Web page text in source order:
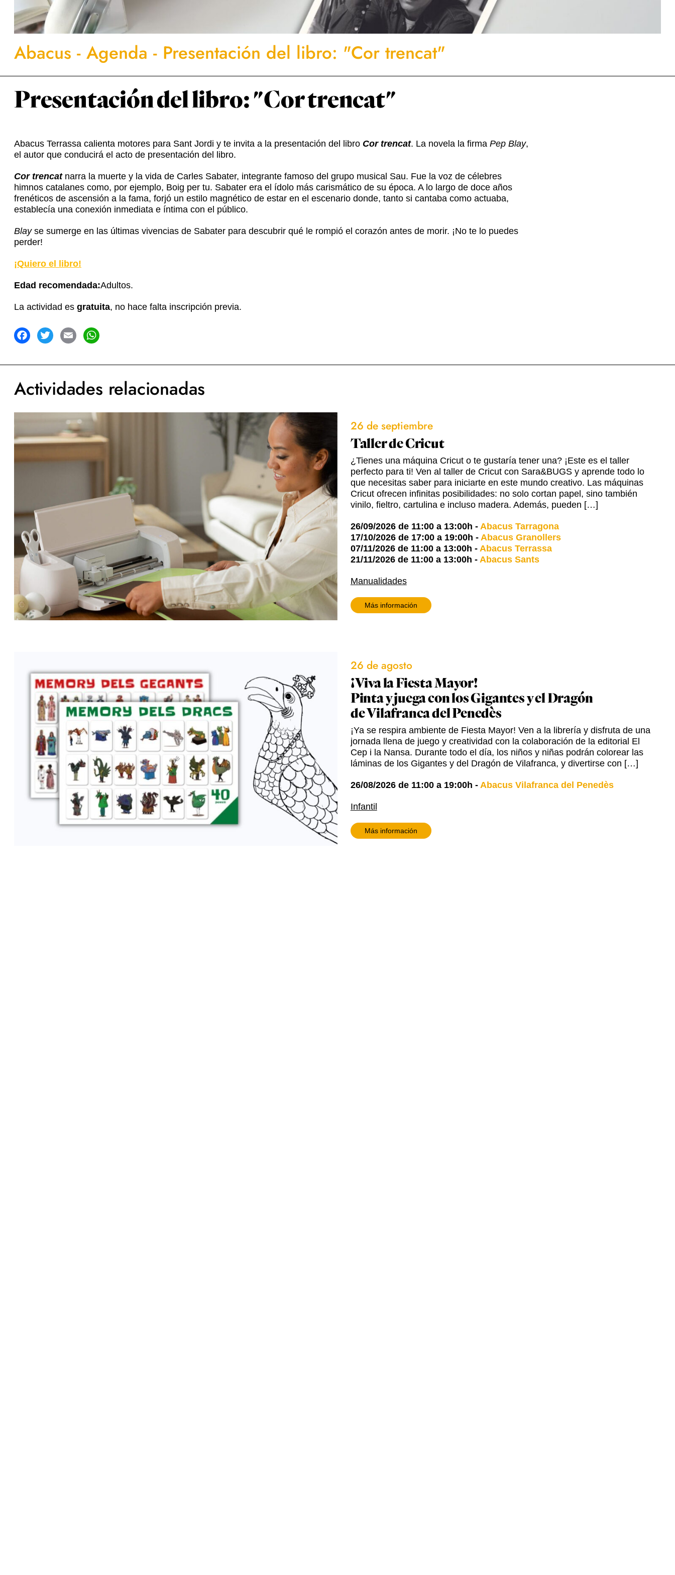
Abacus - Agenda - Presentación del libro: "Cor trencat"
Presentación del libro: "Cor trencat"
Abacus Terrassa calienta motores para Sant Jordi y te invita a la presentación del libro Cor trencat. La novela la firma Pep Blay,
el autor que conducirá el acto de presentación del libro.
Cor trencatnarra la muerte y la vida de Carles Sabater, integrante famoso del grupo musical Sau. Fue la voz de célebres
himnos catalanes como, por ejemplo, Boig per tu. Sabater era el ídolo más carismático de su época. A lo largo de doce años
frenéticos de ascensión a la fama, forjó un estilo magnético de estar en el escenario donde, tanto si cantaba como actuaba,
establecía una conexión inmediata e íntima con el público.
Blay se sumerge en las últimas vivencias de Sabater para descubrir qué le rompió el corazón antes de morir. ¡No te lo puedes
perder!
¡Quiero el libro!
Edad recomendada:Adultos.
La actividad es gratuita, no hace falta inscripción previa.
Actividades relacionadas
26 de septiembre
Taller de Cricut
¿Tienes una máquina Cricut o te gustaría tener una? ¡Este es el taller
perfecto para ti! Ven al taller de Cricut con Sara&BUGS y aprende todo lo
que necesitas saber para iniciarte en este mundo creativo. Las máquinas
Cricut ofrecen infinitas posibilidades: no solo cortan papel, sino también
vinilo, fieltro, cartulina e incluso madera. Además, pueden […]
26/09/2026 de 11:00 a 13:00h - Abacus Tarragona
17/10/2026 de 17:00 a 19:00h - Abacus Granollers
07/11/2026 de 11:00 a 13:00h - Abacus Terrassa
21/11/2026 de 11:00 a 13:00h - Abacus Sants
Manualidades
Más información
26 de agosto
¡Viva la Fiesta Mayor!
Pinta y juega con los Gigantes y el Dragón
de Vilafranca del Penedès
¡Ya se respira ambiente de Fiesta Mayor! Ven a la librería y disfruta de una
jornada llena de juego y creatividad con la colaboración de la editorial El
Cep i la Nansa. Durante todo el día, los niños y niñas podrán colorear las
láminas de los Gigantes y del Dragón de Vilafranca, y divertirse con […]
26/08/2026 de 11:00 a 19:00h - Abacus Vilafranca del Penedès
Infantil
Más información